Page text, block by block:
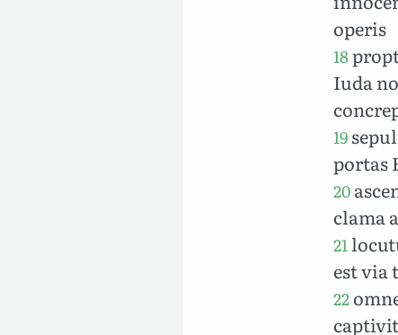
operis
18
Iuda
19
portas
20
clama
21
est via
22